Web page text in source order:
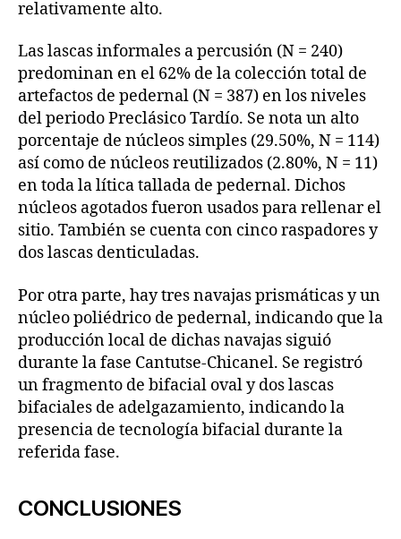
relativamente alto.
Las lascas informales a percusión (N = 240)
predominan en el 62% de la colección total de
artefactos de pedernal (N = 387) en los niveles
del periodo Preclásico Tardío. Se nota un alto
porcentaje de núcleos simples (29.50%, N = 114)
así como de núcleos reutilizados (2.80%, N = 11)
en toda la lítica tallada de pedernal. Dichos
núcleos agotados fueron usados para rellenar el
sitio. También se cuenta con cinco raspadores y
dos lascas denticuladas.
Por otra parte, hay tres navajas prismáticas y un
núcleo poliédrico de pedernal, indicando que la
producción local de dichas navajas siguió
durante la fase Cantutse-Chicanel. Se registró
un fragmento de bifacial oval y dos lascas
bifaciales de adelgazamiento, indicando la
presencia de tecnología bifacial durante la
referida fase.
CONCLUSIONES